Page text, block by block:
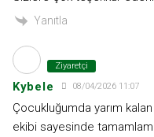
Yanıtla
Ziyaretçi
Kybele 08/04/2026 11:07
Çocukluğumda yarım
ekibi sayesinde